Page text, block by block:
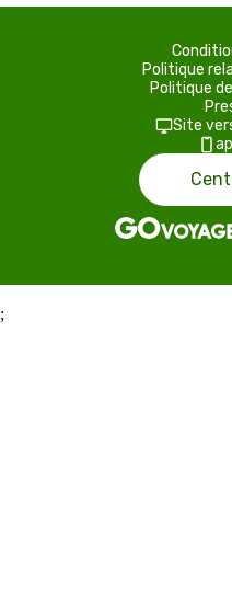
Politique
Politique
Site
;